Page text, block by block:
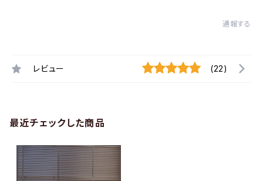
通報する
レビュー (22)
最近チェックした商品